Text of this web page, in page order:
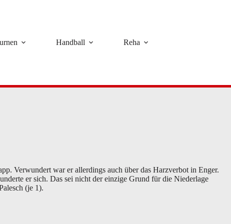
Handball Reha
Verwundert war er allerdings auch über das Harzverbot in Enger.
er sich. Das sei nicht der einzige Grund für die Niederlage
(je 1).